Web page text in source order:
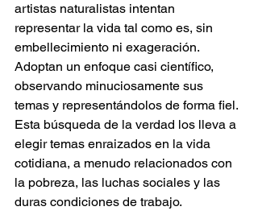
artistas naturalistas intentan
representar la vida tal como es, sin
embellecimiento ni exageración.
Adoptan un enfoque casi científico,
observando minuciosamente sus
temas y representándolos de forma fiel.
Esta búsqueda de la verdad los lleva a
elegir temas enraizados en la vida
cotidiana, a menudo relacionados con
la pobreza, las luchas sociales y las
duras condiciones de trabajo.